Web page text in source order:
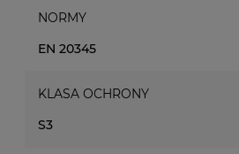
NORMY
EN 20345
KLASA OCHRONY
S3